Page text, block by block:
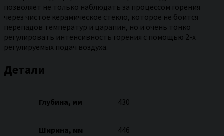
позволяет не только наблюдать за процессом горения
через чистое керамическое стекло, которое не боится
перепадов температур и царапин, но и очень тонко
регулировать интенсивность горения с помощью 2-х
регулируемых подач воздуха.
Детали
Глубина, мм 430
Ширина, мм 446